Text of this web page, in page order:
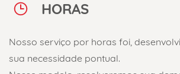
HORAS
Nosso serviço por horas foi,
sua necessidade pontual.